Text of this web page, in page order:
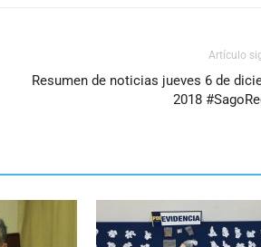
Artículo
Resumen de noticias jueves 6 de
2018